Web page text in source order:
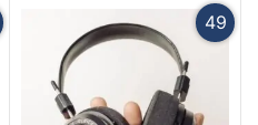
49